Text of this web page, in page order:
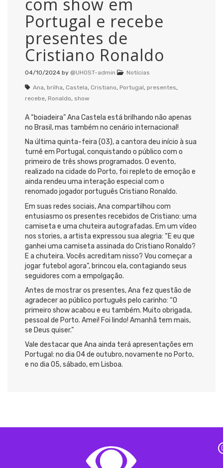
Portugal e recebe
presentes de
Cristiano Ronaldo
04/10/2024 by @UHOST-admin Notícias
Ana, brilha, Castela, Cristiano, Portugal, presentes,
recebe, Ronaldo, show
A “boiadeira” Ana Castela está brilhando não apenas
no Brasil, mas também no cenário internacional!
Na última quinta-feira (03), a cantora deu início à sua
turnê em Portugal, conquistando o público com o
primeiro de três shows programados. O evento,
realizado na cidade do Porto, foi repleto de emoção e
ainda rendeu uma interação especial com o
renomado jogador português Cristiano Ronaldo.
Em suas redes sociais, Ana compartilhou com
entusiasmo os presentes recebidos de Cristiano: uma
camiseta e uma chuteira autografadas. Em um vídeo
nos stories, a artista expressou sua alegria: “E eu que
ganhei uma camiseta assinada do Cristiano Ronaldo?
E a chuteira. Vocês acreditam nisso? Vou começar a
jogar futebol agora”, brincou ela, contagiando seus
seguidores com a empolgação.
Antes de mostrar os presentes, Ana fez questão de
agradecer ao público português pelo carinho: “O
primeiro show acabou e eu também. Muito obrigada,
pessoal de Porto. Amei! Foi lindo! Amanhã tem mais,
se Deus quiser.”
Vale destacar que Ana ainda terá apresentações em
Portugal: no dia 04 de outubro, novamente no Porto,
e no dia 05, sábado, em Lisboa.